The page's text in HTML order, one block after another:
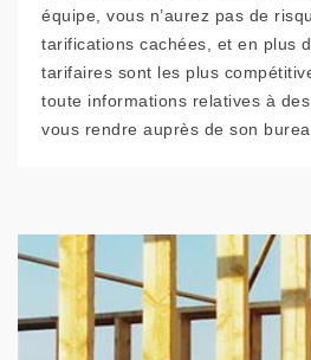
équipe, vous n’aurez pas de
tarifications cachées, et en plus
tarifaires sont les plus
toute informations relatives à
vous rendre auprès de son